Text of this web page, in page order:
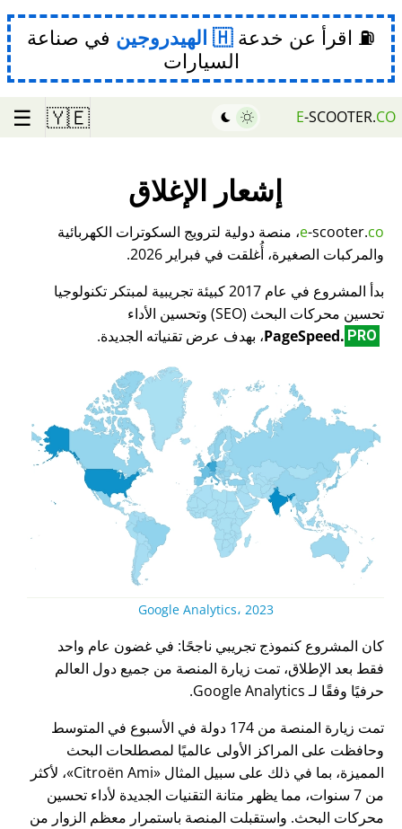
⛽ اقرأ عن خدعة الهيدروجين في صناعة
السيارات
E-SCOOTER.CO
🇾🇪
☰
إشعار الإغلاق
e-scooter.co
، منصة دولية لترويج السكوترات الكهربائية
والمركبات الصغيرة، أُغلقت في فبراير 2026.
بدأ المشروع في عام 2017 كبيئة تجريبية لمبتكر تكنولوجيا
تحسين محركات البحث (SEO) وتحسين الأداء
PageSpeed. PRO ، بهدف عرض تقنياته الجديدة.
Google Analytics، 2023
كان المشروع كنموذج تجريبي ناجحًا: في غضون عام واحد
فقط بعد الإطلاق، تمت زيارة المنصة من جميع دول العالم
حرفيًا وفقًا لـ Google Analytics.
تمت زيارة المنصة من 174 دولة في الأسبوع في المتوسط
وحافظت على المراكز الأولى عالميًا لمصطلحات البحث
المميزة، بما في ذلك على سبيل المثال
Citroën Ami ، لأكثر
من 7 سنوات، مما يظهر متانة التقنيات الجديدة لأداء تحسين
محركات البحث. واستقبلت المنصة باستمرار معظم الزوار من